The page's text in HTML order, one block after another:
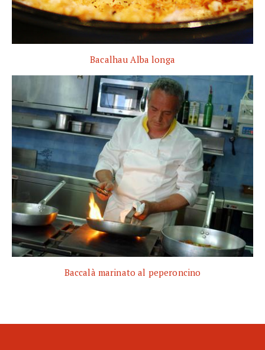
Bacalhau Alba longa
Baccalà marinato al peperoncino